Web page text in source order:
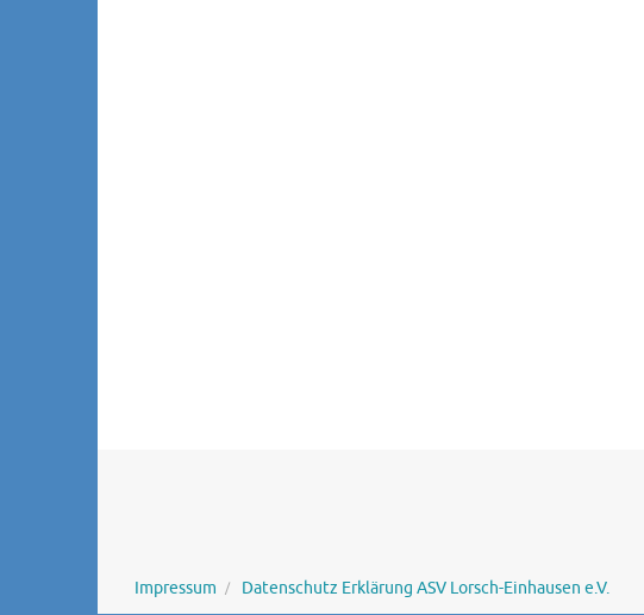
Impressum Datenschutz Erklärung ASV Lorsch-Einhausen e.V.